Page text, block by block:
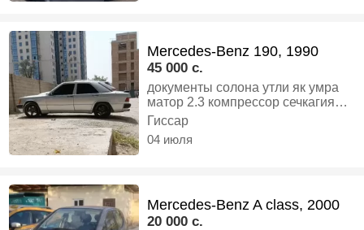
Mercedes-Benz 190, 1990
45 000 c.
документы солона утли як умра
матор 2.3 компрессор сечкагияй
кондиционер люк ду таи пеш
электропакет фаро ледои зард
выхлоп гулишитери 4.3
Механика, Седан
Гиссар
04 июля
Mercedes-Benz A class, 2000
20 000 c.